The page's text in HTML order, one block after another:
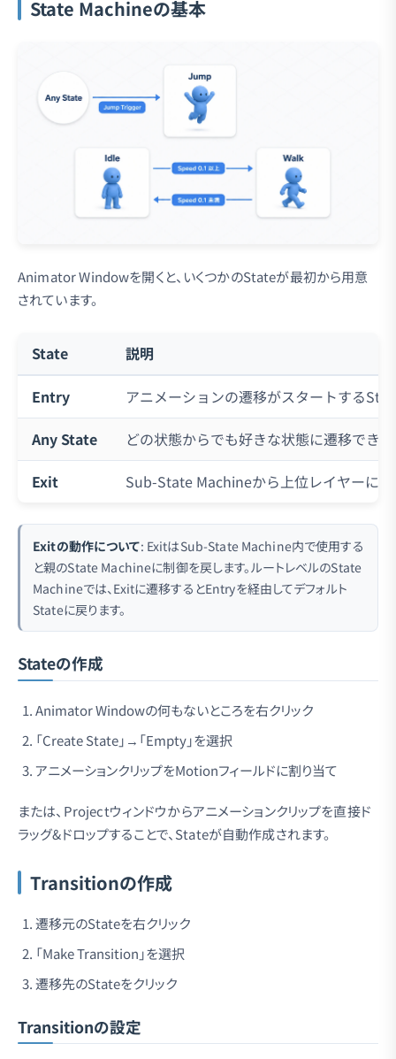
State Machineの基本
Animator Windowを開くと、いくつかのStateが最初から用意
されています。
State 説明
Entry
アニメーションの遷移がスタートする
Any State
どの状態からでも好きな状態に遷移でき
Exit
Sub-State Machineから上位レイヤーに
Exitの動作について: ExitはSub-State Machine内で使用する
と親のState Machineに制御を戻します。ルートレベルのState
Machineでは、Exitに遷移するとEntryを経由してデフォルト
Stateに戻ります。
Stateの作成
Animator Windowの何もないところを右クリック
「Create State」→「Empty」を選択
アニメーションクリップをMotionフィールドに割り当て
または、Projectウィンドウからアニメーションクリップを直接ド
ラッグ&ドロップすることで、Stateが自動作成されます。
Transitionの作成
遷移元のStateを右クリック
「Make Transition」を選択
遷移先のStateをクリック
Transitionの設定